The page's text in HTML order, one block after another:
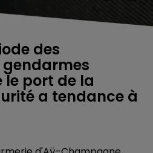
des
port de la
a tendance à